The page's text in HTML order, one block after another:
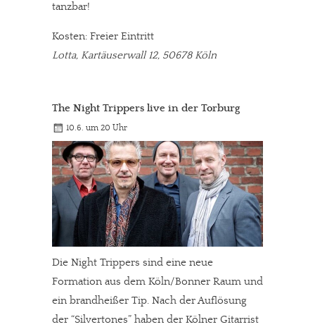
tanzbar!
Kosten: Freier Eintritt
Lotta, Kartäuserwall 12, 50678 Köln
The Night Trippers live in der Torburg
10.6. um 20 Uhr
Die Night Trippers sind eine neue
Formation aus dem Köln/Bonner Raum und
ein brandheißer Tip. Nach der Auflösung
der “Silvertones” haben der Kölner Gitarrist